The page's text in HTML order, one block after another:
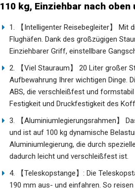
110 kg, Einziehbar nach
1. 【Intelligenter Reisebegleiter】 Mit
Flughäfen. Dank des großzügigen
Einziehbarer Griff, einstellbare
2. 【Viel Stauraum】 20 Liter großer
Aufbewahrung Ihrer wichtigen Dinge.
ABS, die verschleißfest und
Festigkeit und Druckfestigkeit des
3. 【Aluminiumlegierungsrahmen】
und ist auf 100 kg dynamische
Aluminiumlegierung, die durch
dadurch leicht und verschleißfest ist.
4. 【Teleskopstange】: Die
190 mm aus- und einfahren. So